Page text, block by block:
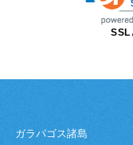
SSL
ガラパゴス諸島